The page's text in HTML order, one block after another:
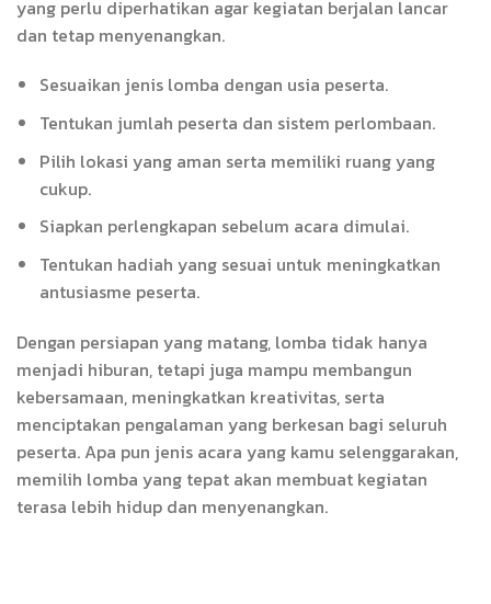
yang perlu diperhatikan agar kegiatan berjalan lancar
dan tetap menyenangkan.
Sesuaikan jenis lomba dengan usia peserta.
Tentukan jumlah peserta dan sistem perlombaan.
Pilih lokasi yang aman serta memiliki ruang yang
cukup.
Siapkan perlengkapan sebelum acara dimulai.
Tentukan hadiah yang sesuai untuk meningkatkan
antusiasme peserta.
Dengan persiapan yang matang, lomba tidak hanya
menjadi hiburan, tetapi juga mampu membangun
kebersamaan, meningkatkan kreativitas, serta
menciptakan pengalaman yang berkesan bagi seluruh
peserta. Apa pun jenis acara yang kamu selenggarakan,
memilih lomba yang tepat akan membuat kegiatan
terasa lebih hidup dan menyenangkan.